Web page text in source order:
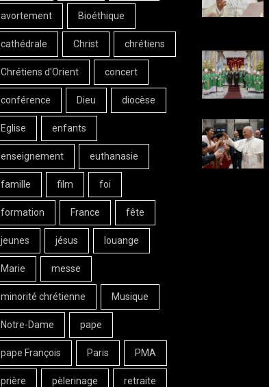
avortement Bioéthique
cathédrale Christ chrétiens
Chrétiens d'Orient concert
conférence Dieu diocèse
Eglise enfants
enseignement euthanasie
famille film foi
formation France fête
jeunes jésus louange
Marie messe
minorité chrétienne Musique
Notre-Dame pape
pape François Paris PMA
prière pèlerinage retraite